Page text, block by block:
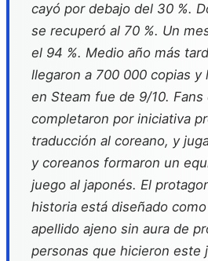
cayó por debajo del 30 %.
se recuperó al 70 %. Un
el 94 %. Medio año más
llegaron a 700 000 copias y
en Steam fue de 9/10. Fans
completaron por iniciativa
traducción al coreano, y
y coreanos formaron un
juego al japonés. El
historia está diseñado
apellido ajeno sin aura de
personas que hicieron este